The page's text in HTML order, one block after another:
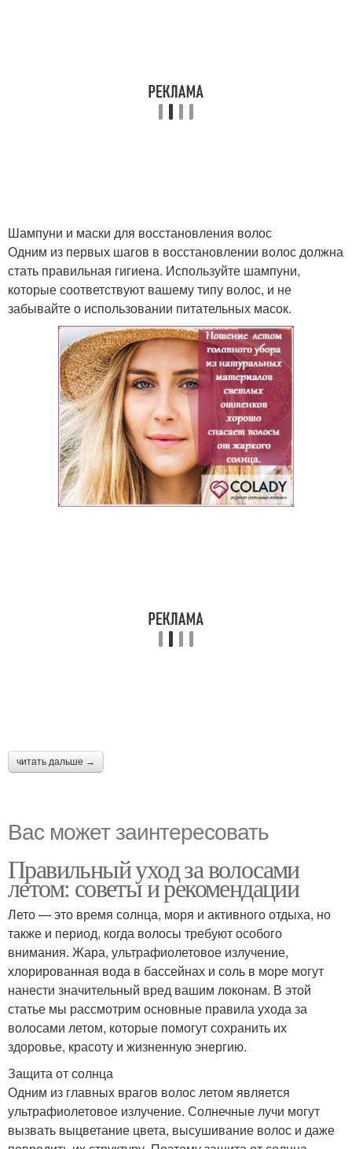
Шампуни и маски для восстановления волос
Одним из первых шагов в восстановлении волос должна
стать правильная гигиена. Используйте шампуни,
которые соответствуют вашему типу волос, и не
забывайте о использовании питательных масок.
читать дальше →
Вас может заинтересовать
Правильный уход за волосами
летом: советы и рекомендации
Лето — это время солнца, моря и активного отдыха, но
также и период, когда волосы требуют особого
внимания. Жара, ультрафиолетовое излучение,
хлорированная вода в бассейнах и соль в море могут
нанести значительный вред вашим локонам. В этой
статье мы рассмотрим основные правила ухода за
волосами летом, которые помогут сохранить их
здоровье, красоту и жизненную энергию.
Защита от солнца
Одним из главных врагов волос летом является
ультрафиолетовое излучение. Солнечные лучи могут
вызвать выцветание цвета, высушивание волос и даже